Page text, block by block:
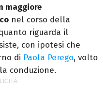
maggiore
nel corso della
riguarda il
con ipotesi che
di Paola Perego, volto
conduzione.